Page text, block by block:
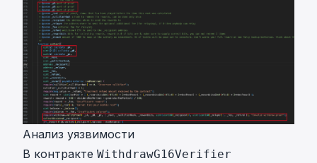
Анализ уязвимости
В контракте WithdrawG16Verifier